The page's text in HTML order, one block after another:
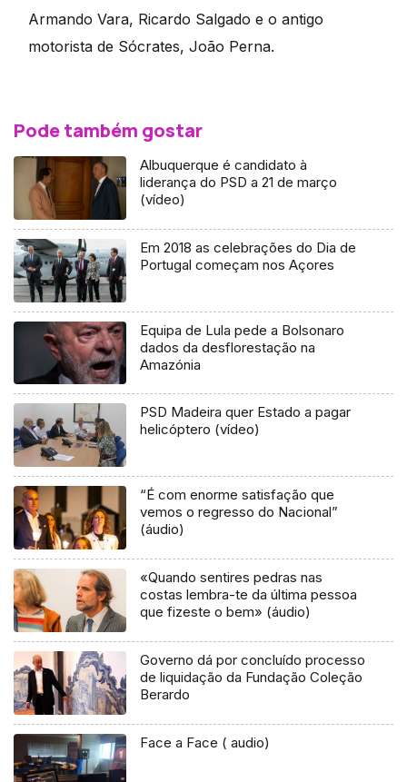
Armando Vara, Ricardo Salgado e o antigo
motorista de Sócrates, João Perna.
Pode também gostar
Albuquerque é candidato à
liderança do PSD a 21 de março
(vídeo)
Em 2018 as celebrações do Dia de
Portugal começam nos Açores
Equipa de Lula pede a Bolsonaro
dados da desflorestação na
Amazónia
PSD Madeira quer Estado a pagar
helicóptero (vídeo)
“É com enorme satisfação que
vemos o regresso do Nacional”
(áudio)
«Quando sentires pedras nas
costas lembra-te da última pessoa
que fizeste o bem» (áudio)
Governo dá por concluído processo
de liquidação da Fundação Coleção
Berardo
Face a Face ( audio)